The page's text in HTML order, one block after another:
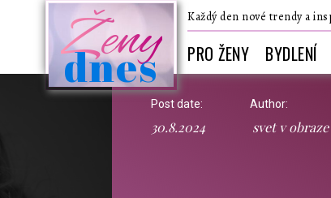
Ženy
dnes
Každý den nové trendy a
PRO ŽENY BYDLENÍ
Post date:
30.8.2024
Author:
svet v obraze